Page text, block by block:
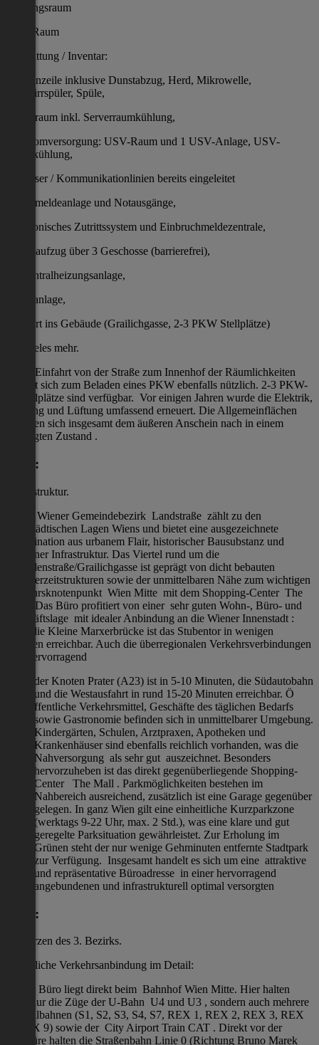
Heizungsraum
USV-Raum
Ausstattung / Inventar:
Küchenzeile inklusive Dunstabzug, Herd, Mikrowelle,
Geschirrspüler, Spüle,
Serverraum inkl. Serverraumkühlung,
Notstromversorgung: USV-Raum und 1 USV-Anlage, USV-
Raumkühlung,
Glasfaser / Kommunikationlinien bereits eingeleitet
Rauchmeldeanlage und Notausgänge,
Elektronisches Zutrittssystem und Einbruchmeldezentrale,
Lastenaufzug über 3 Geschosse (barrierefrei),
Gaszentralheizungsanlage,
Klimaanlage,
Einfahrt ins Gebäude (Grailichgasse, 2-3 PKW Stellplätze)
und vieles mehr.
Eine Einfahrt von der Straße zum Innenhof der Räumlichkeiten
erweist sich zum Beladen eines PKW ebenfalls nützlich. 2-3 PKW-
Abstellplätze sind verfügbar. Vor einigen Jahren wurde die Elektrik,
Heizung und Lüftung umfassend erneuert. Die Allgemeinflächen
befinden sich insgesamt dem äußeren Anschein nach in einem
gepflegten Zustand .
Lage:
/ Infrastruktur.
Der 3. Wiener Gemeindebezirk Landstraße zählt zu den
innerstädtischen Lagen Wiens und bietet eine ausgezeichnete
Kombination aus urbanem Flair, historischer Bausubstanz und
moderner Infrastruktur. Das Viertel rund um die
Invalidenstraße/Grailichgasse ist geprägt von dicht bebauten
Gründerzeitstrukturen sowie der unmittelbaren Nähe zum wichtigen
Verkehrsknotenpunkt Wien Mitte mit dem Shopping-Center The
Mall . Das Büro profitiert von einer sehr guten Wohn-, Büro- und
Geschäftslage mit idealer Anbindung an die Wiener Innenstadt :
Über die Kleine Marxerbrücke ist das Stubentor in wenigen
Minuten erreichbar. Auch die überregionalen Verkehrsverbindungen
sind hervorragend
der Knoten Prater (A23) ist in 5-10 Minuten, die Südautobahn
und die Westausfahrt in rund 15-20 Minuten erreichbar. Ö
ffentliche Verkehrsmittel, Geschäfte des täglichen Bedarfs
sowie Gastronomie befinden sich in unmittelbarer Umgebung.
Kindergärten, Schulen, Arztpraxen, Apotheken und
Krankenhäuser sind ebenfalls reichlich vorhanden, was die
Nahversorgung als sehr gut auszeichnet. Besonders
hervorzuheben ist das direkt gegenüberliegende Shopping-
Center The Mall . Parkmöglichkeiten bestehen im
Nahbereich ausreichend, zusätzlich ist eine Garage gegenüber
gelegen. In ganz Wien gilt eine einheitliche Kurzparkzone
(werktags 9-22 Uhr, max. 2 Std.), was eine klare und gut
geregelte Parksituation gewährleistet. Zur Erholung im
Grünen steht der nur wenige Gehminuten entfernte Stadtpark
zur Verfügung. Insgesamt handelt es sich um eine attraktive
und repräsentative Büroadresse in einer hervorragend
angebundenen und infrastrukturell optimal versorgten
Lage:
im Herzen des 3. Bezirks.
Öffentliche Verkehrsanbindung im Detail:
Dieses Büro liegt direkt beim Bahnhof Wien Mitte. Hier halten
nicht nur die Züge der U-Bahn U4 und U3 , sondern auch mehrere
Schnellbahnen (S1, S2, S3, S4, S7, REX 1, REX 2, REX 3, REX
7, REX 9) sowie der City Airport Train CAT . Direkt vor der
Haustüre halten die Straßenbahn Linie 0 (Richtung Bruno Marek